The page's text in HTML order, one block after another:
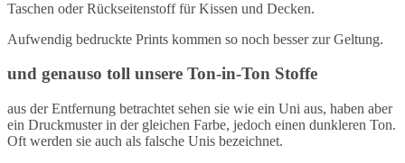
Taschen oder Rückseitenstoff für Kissen und Decken.
Aufwendig bedruckte Prints kommen so noch besser zur Geltung.
und genauso toll unsere Ton-in-Ton Stoffe
aus der Entfernung betrachtet sehen sie wie ein Uni aus, haben aber
ein Druckmuster in der gleichen Farbe, jedoch einen dunkleren Ton.
Oft werden sie auch als falsche Unis bezeichnet.